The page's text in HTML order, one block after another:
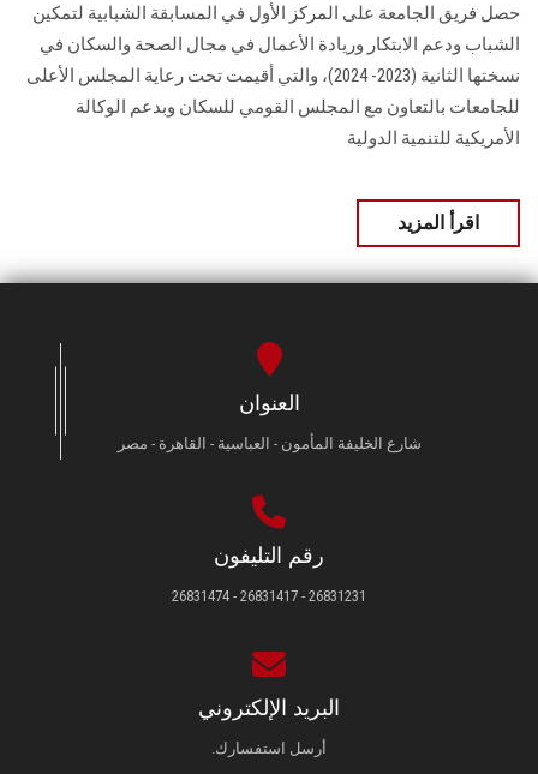
حصل فريق الجامعة على المركز الأول في المسابقة الشبابية لتمكين
الشباب ودعم ‏الابتكار وريادة الأعمال في مجال الصحة والسكان في
نسختها الثانية (2023- 2024)، والتي ‏أقيمت تحت رعاية المجلس الأعلى
للجامعات بالتعاون مع المجلس القومي للسكان وبدعم الوكالة
‏الأمريكية للتنمية الدولية
اقرأ المزيد
العنوان
شارع الخليفة المأمون - العباسية - القاهرة - مصر
رقم التليفون
26831231 - 26831417 - 26831474
البريد الإلكتروني
أرسل استفسارك.